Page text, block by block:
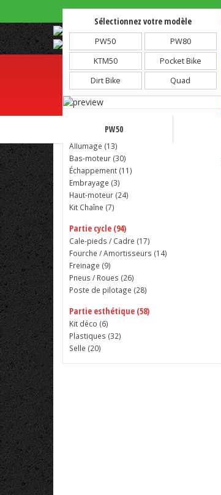
Note : 4.81/5 - 1973 avis
PW50
Accueil Partie esthétique
Sélectionnez votre modèle
PW50
PW80
KTM50
Pocket Bike
Dirt Bike
Quad
Admission (37)
Allumage (13)
Bas-moteur (30)
Échappement (11)
Embrayage (3)
Haut-moteur (24)
Kit Chaîne (7)
Partie cycle (94)
Cale-pieds / Cadre (17)
Fourche / Amortisseurs (14)
Freinage (9)
Pneus / Roues (26)
Poste de pilotage (28)
Partie esthétique (58)
Kit déco (6)
Plastiques (32)
Selle (20)